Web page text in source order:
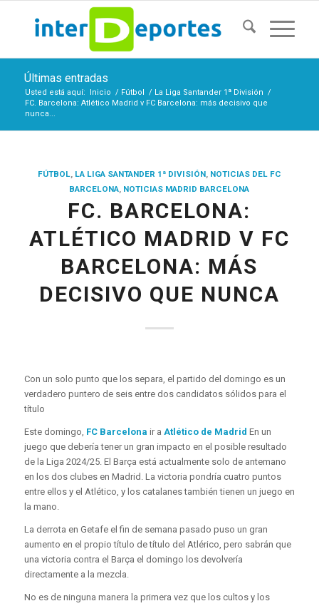
Últimas entradas
Usted está aquí: Inicio / Fútbol / La Liga Santander 1ª División /
FC. Barcelona: Atlético Madrid v FC Barcelona: más decisivo que
nunca...
FÚTBOL, LA LIGA SANTANDER 1ª DIVISIÓN, NOTICIAS DEL FC
BARCELONA, NOTICIAS MADRID BARCELONA
FC. BARCELONA:
ATLÉTICO MADRID V FC
BARCELONA: MÁS
DECISIVO QUE NUNCA
Con un solo punto que los separa, el partido del domingo es un
verdadero puntero de seis entre dos candidatos sólidos para el
título
Este domingo, FC Barcelona ir a Atlético de Madrid En un
juego que debería tener un gran impacto en el posible resultado
de la Liga 2024/25. El Barça está actualmente solo de antemano
en los dos clubes en Madrid. La victoria pondría cuatro puntos
entre ellos y el Atlético, y los catalanes también tienen un juego en
la mano.
La derrota en Getafe el fin de semana pasado puso un gran
aumento en el propio título de título del Atlérico, pero sabrán que
una victoria contra el Barça el domingo los devolvería
directamente a la mezcla.
No es de ninguna manera la primera vez que los cultos y los